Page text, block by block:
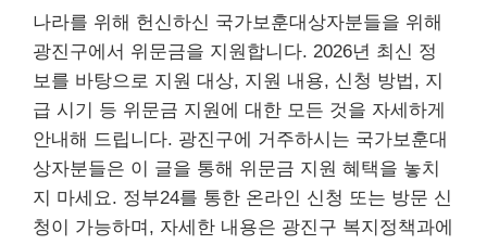
나라를 위해 헌신하신 국가보훈대상자분들을 위해
광진구에서 위문금을 지원합니다. 2026년 최신 정
보를 바탕으로 지원 대상, 지원 내용, 신청 방법, 지
급 시기 등 위문금 지원에 대한 모든 것을 자세하게
안내해 드립니다. 광진구에 거주하시는 국가보훈대
상자분들은 이 글을 통해 위문금 지원 혜택을 놓치
지 마세요. 정부24를 통한 온라인 신청 또는 방문 신
청이 가능하며, 자세한 내용은 광진구 복지정책과에